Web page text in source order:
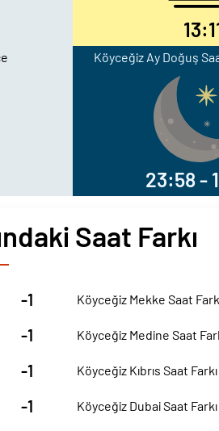
Köyceğiz Ay Doğuş
23:58 -
Saat Farkı
-1
-1
-1
-1
Köyceğiz Mekke Saat
Köyceğiz Medine Saat
Köyceğiz Kıbrıs Saat
Köyceğiz Dubai Saat